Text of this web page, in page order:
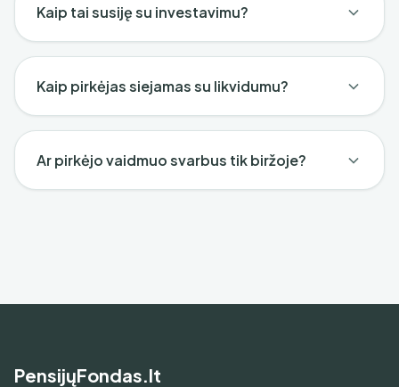
Kaip tai susiję su investavimu?
Kaip pirkėjas siejamas su likvidumu?
Ar pirkėjo vaidmuo svarbus tik biržoje?
PensijųFondas.lt